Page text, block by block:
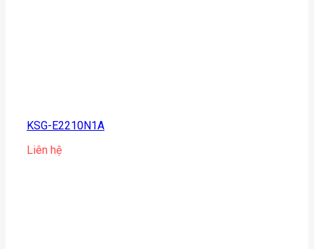
KSG-E2210N1A
Liên hệ